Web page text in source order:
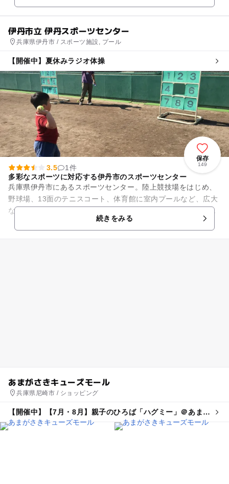
伊丹市立 伊丹スポーツセンター
兵庫県伊丹市 / スポーツ施設, プール
【開催中】夏休みラジオ体操
保存
149
3.5
1件
多彩なスポーツに対応する伊丹市のスポーツセンター
兵庫県伊丹市にあるスポーツセンター。陸上競技場をはじめ、
野球場、13面のテニスコート、体育館に室内プールなど、広大
な敷地にさまざまな施設のある総合スポーツ施設です。体育館
には大きな体育館フロアや...続きをみる
あまがさきキューズモール
兵庫県尼崎市 / ショッピング
【開催中】【7月・8月】親子のひろば「ハグミー」＠あまが
さきキューズモール